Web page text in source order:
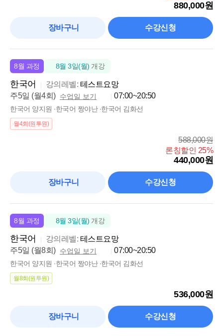
880,000원
장바구니 수강신청
8월 과정 8월 3일(월) 개강
한국어 강의레벨: 테스트요망
주5일 (월4회) 수업일 보기 07:00~20:50
한국어 양지원 ∙한국어 짱야난 ∙한국어 김화선
월4회(원투원)
588,000원
론칭할인 25%
440,000원
장바구니 수강신청
8월 과정 8월 3일(월) 개강
한국어 강의레벨: 테스트요망
주5일 (월8회) 수업일 보기 07:00~20:50
한국어 양지원 ∙한국어 짱야난 ∙한국어 김화선
월8회(원투원)
536,000원
장바구니 수강신청